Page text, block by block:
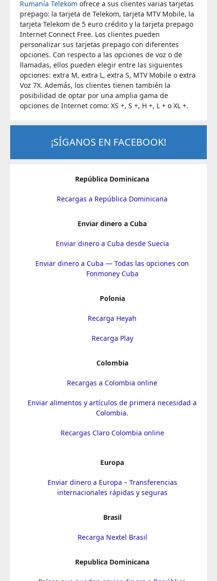
Rumanía Telekom ofrece a sus clientes varias tarjetas
prepago: la tarjeta de Telekom, tarjeta MTV Mobile, la
tarjeta Telekom de 5 euro crédito y la tarjeta prepago
Internet Connect Free. Los clientes pueden
personalizar sus tarjetas prepago con diferentes
opciones. Con respecto a las opciones de voz o de
llamadas, ellos pueden elegir entre las siguientes
opciones: extra M, extra L, extra S, MTV Mobile o extra
Voz 7X. Además, los clientes tienen también la
posibilidad de optar por una amplia gama de
opciones de Internet como: XS +, S +, H +, L + o XL +.
¡SÍGANOS EN FACEBOOK!
República Dominicana
Recargas a República Dominicana
Enviar dinero a Cuba
Enviar dinero a Cuba desde Suecia
Enviar dinero a Cuba — Todas las opciones con
Fonmoney Cuba
Polonia
Recarga Heyah
Recarga Play
Colombia
Recargas a Colombia online
Enviar alimentos y artículos de primera necesidad a
Colombia.
Recargas Claro Colombia online
Europa
Enviar dinero a Europa – Transferencias
internacionales rápidas y seguras
Brasil
Recarga Nextel Brasil
Republica Dominicana